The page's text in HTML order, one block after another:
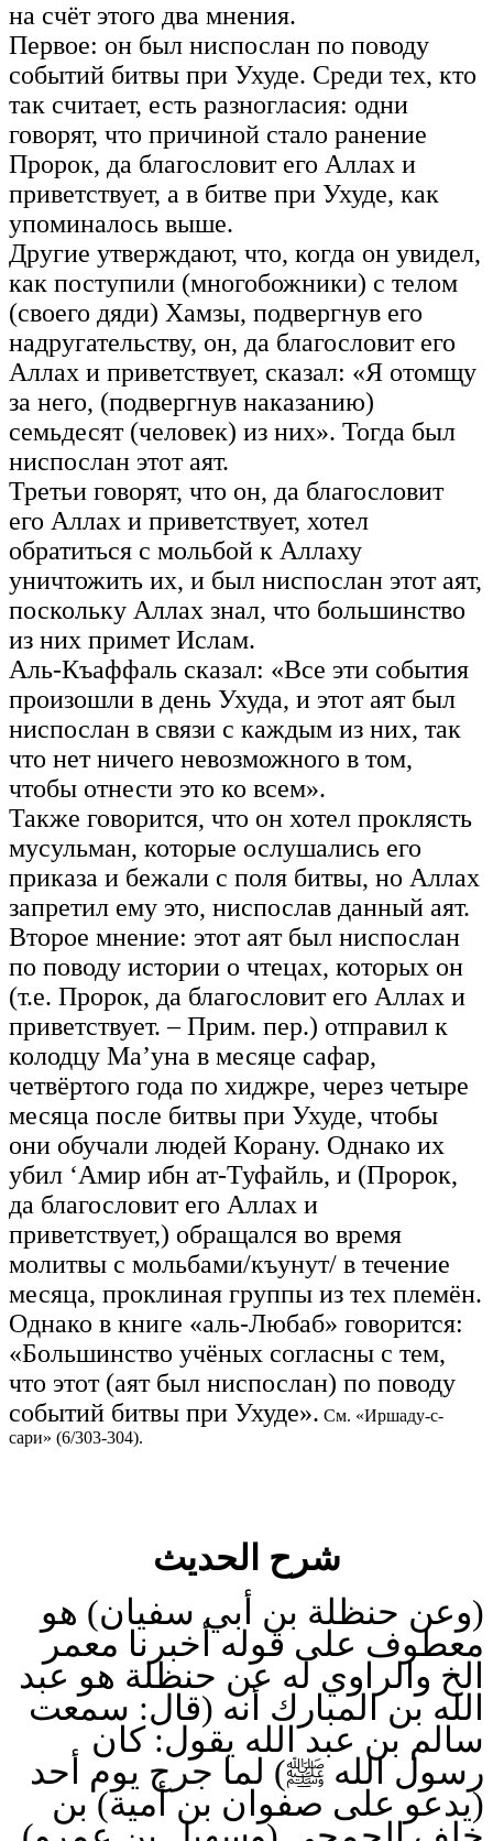
на счёт этого два мнения.
Первое: он был ниспослан по поводу
событий битвы при Ухуде. Среди тех, кто
так считает, есть разногласия: одни
говорят, что причиной стало ранение
Пророк, да благословит его Аллах и
приветствует, а в битве при Ухуде, как
упоминалось выше.
Другие утверждают, что, когда он увидел,
как поступили (многобожники) с телом
(своего дяди) Хамзы, подвергнув его
надругательству, он, да благословит его
Аллах и приветствует, сказал: «Я отомщу
за него, (подвергнув наказанию)
семьдесят (человек) из них». Тогда был
ниспослан этот аят.
Третьи говорят, что он, да благословит
его Аллах и приветствует, хотел
обратиться с мольбой к Аллаху
уничтожить их, и был ниспослан этот аят,
поскольку Аллах знал, что большинство
из них примет Ислам.
Аль-Къаффаль сказал: «Все эти события
произошли в день Ухуда, и этот аят был
ниспослан в связи с каждым из них, так
что нет ничего невозможного в том,
чтобы отнести это ко всем».
Также говорится, что он хотел проклясть
мусульман, которые ослушались его
приказа и бежали с поля битвы, но Аллах
запретил ему это, ниспослав данный аят.
Второе мнение: этот аят был ниспослан
по поводу истории о чтецах, которых он
(т.е. Пророк, да благословит его Аллах и
приветствует. – Прим. пер.) отправил к
колодцу Ма’уна в месяце сафар,
четвёртого года по хиджре, через четыре
месяца после битвы при Ухуде, чтобы
они обучали людей Корану. Однако их
убил ‘Амир ибн ат-Туфайль, и (Пророк,
да благословит его Аллах и
приветствует,) обращался во время
молитвы с мольбами/къунут/ в течение
месяца, проклиная группы из тех племён.
Однако в книге «аль-Любаб» говорится:
«Большинство учёных согласны с тем,
что этот (аят был ниспослан) по поводу
событий битвы при Ухуде». См. «Иршаду-с-
сари» (6/303-304).
شرح الحديث
(وعن حنظلة بن أبي سفيان) هو
معطوف على قوله أخبرنا معمر
الخ والراوي له عن حنظلة هو عبد
الله بن المبارك أنه (قال: سمعت
سالم بن عبد الله يقول: كان
رسول الله ﷺ) لما جرح يوم أحد
(يدعو على صفوان بن أمية) بن